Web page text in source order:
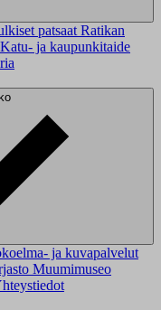
patsaat Ratikan
Katu- ja kaupunkitaide
ja kuvapalvelut
Muumimuseo